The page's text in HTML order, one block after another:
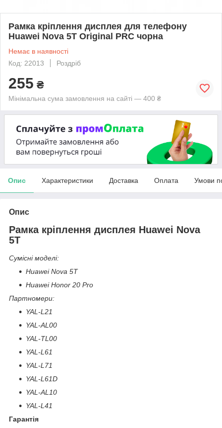
Рамка кріплення дисплея для телефону
Huawei Nova 5T Original PRC чорна
Немає в наявності
Код: 22013
Роздріб
255 ₴
Мінімальна сума замовлення на сайті — 400 ₴
Опис Характеристики Доставка Оплата Умови
Опис
Рамка кріплення дисплея Huawei Nova
5T
Сумісні моделі:
Huawei Nova 5T
Huawei Honor 20 Pro
Партномери:
YAL-L21
YAL-AL00
YAL-TL00
YAL-L61
YAL-L71
YAL-L61D
YAL-AL10
YAL-L41
Гарантія